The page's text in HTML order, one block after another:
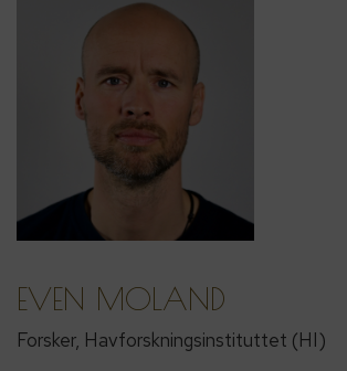
EVEN MOLAND
Forsker, Havforskningsinstituttet (HI)